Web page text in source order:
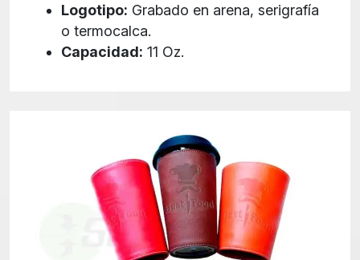
Logotipo: Grabado en arena, serigrafía
o termocalca.
Capacidad: 11 Oz.